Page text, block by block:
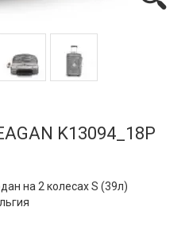
K13094_18P
на 2 колесах S (39л)